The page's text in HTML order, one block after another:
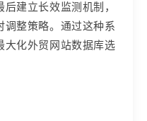
建立长效监测机制，
调整策略。通过这种系
大化外贸网站数据库选